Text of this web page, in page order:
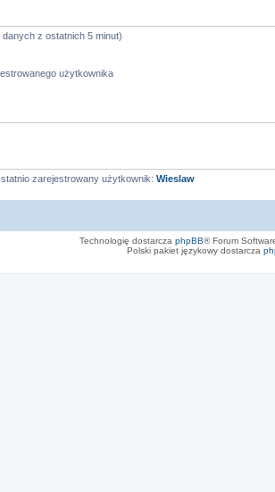
z ostatnich 5 minut)
użytkownika
zarejestrowany użytkownik: Wieslaw
Technologię dostarcza phpBB® Forum
Polski pakiet językowy dostarcza